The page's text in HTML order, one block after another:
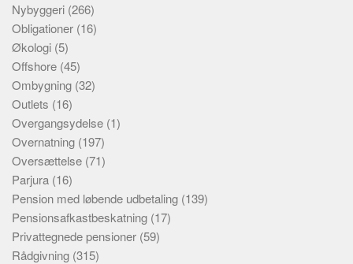
Nybyggeri (266)
Obligationer (16)
Økologi (5)
Offshore (45)
Ombygning (32)
Outlets (16)
Overgangsydelse (1)
Overnatning (197)
Oversættelse (71)
Parjura (16)
Pension med løbende udbetaling (139)
Pensionsafkastbeskatning (17)
Privattegnede pensioner (59)
Rådgivning (315)